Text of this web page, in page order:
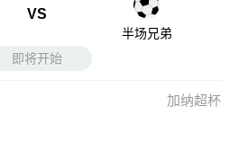
VS
半场兄弟
即将开始
加纳超杯